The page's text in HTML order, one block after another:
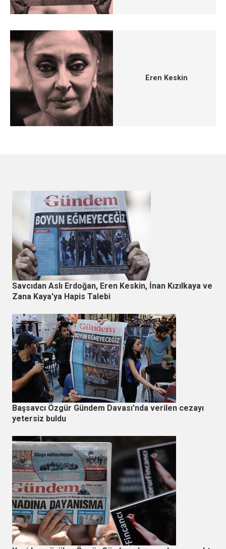
Eren Keskin
Savcıdan Aslı Erdoğan, Eren Keskin, İnan Kızılkaya ve
Zana Kaya'ya Hapis Talebi
Başsavcı Özgür Gündem Davası'nda verilen cezayı
yetersiz buldu